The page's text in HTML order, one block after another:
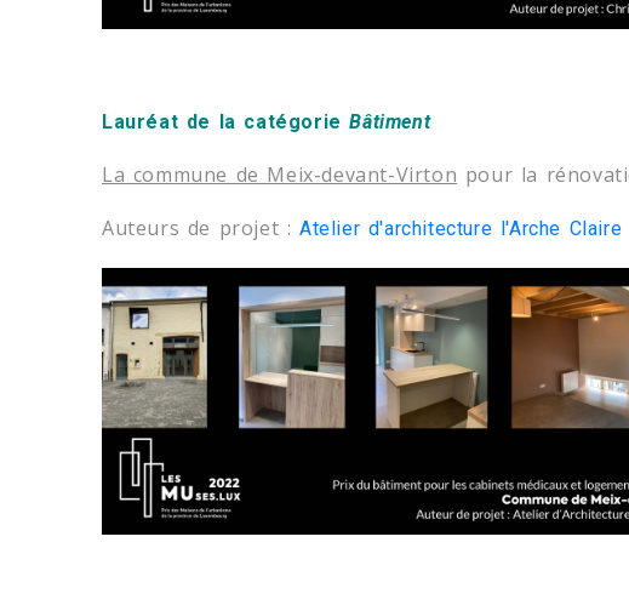
Lauréat de la catégorieBâtiment
La commune de Meix-devant-Virton pour la
Auteurs de projet : Atelier d'architecture l'Arche Claire